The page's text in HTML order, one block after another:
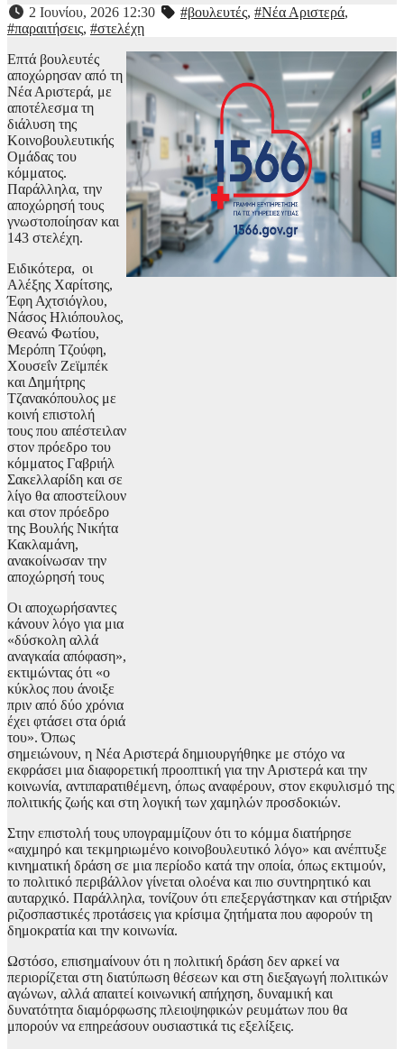
2 Ιουνίου, 2026 12:30 #βουλευτές, #Νέα Αριστερά,
#παραιτήσεις, #στελέχη
Επτά βουλευτές
αποχώρησαν από τη
Νέα Αριστερά, με
αποτέλεσμα τη
διάλυση της
Κοινοβουλευτικής
Ομάδας του
κόμματος.
Παράλληλα, την
αποχώρησή τους
γνωστοποίησαν και
143 στελέχη.
Ειδικότερα, οι
Αλέξης Χαρίτσης,
Έφη Αχτσιόγλου,
Νάσος Ηλιόπουλος,
Θεανώ Φωτίου,
Μερόπη Τζούφη,
Χουσεΐν Ζεϊμπέκ
και Δημήτρης
Τζανακόπουλος με
κοινή επιστολή
τους που απέστειλαν
στον πρόεδρο του
κόμματος Γαβριήλ
Σακελλαρίδη και σε
λίγο θα αποστείλουν
και στον πρόεδρο
της Βουλής Νικήτα
Κακλαμάνη,
ανακοίνωσαν την
αποχώρησή τους
Οι αποχωρήσαντες
κάνουν λόγο για μια
«δύσκολη αλλά
αναγκαία απόφαση»,
εκτιμώντας ότι «ο
κύκλος που άνοιξε
πριν από δύο χρόνια
έχει φτάσει στα όριά
του». Όπως
σημειώνουν, η Νέα Αριστερά δημιουργήθηκε με στόχο να
εκφράσει μια διαφορετική προοπτική για την Αριστερά και την
κοινωνία, αντιπαρατιθέμενη, όπως αναφέρουν, στον εκφυλισμό της
πολιτικής ζωής και στη λογική των χαμηλών προσδοκιών.
Στην επιστολή τους υπογραμμίζουν ότι το κόμμα διατήρησε
«αιχμηρό και τεκμηριωμένο κοινοβουλευτικό λόγο» και ανέπτυξε
κινηματική δράση σε μια περίοδο κατά την οποία, όπως εκτιμούν,
το πολιτικό περιβάλλον γίνεται ολοένα και πιο συντηρητικό και
αυταρχικό. Παράλληλα, τονίζουν ότι επεξεργάστηκαν και στήριξαν
ριζοσπαστικές προτάσεις για κρίσιμα ζητήματα που αφορούν τη
δημοκρατία και την κοινωνία.
Ωστόσο, επισημαίνουν ότι η πολιτική δράση δεν αρκεί να
περιορίζεται στη διατύπωση θέσεων και στη διεξαγωγή πολιτικών
αγώνων, αλλά απαιτεί κοινωνική απήχηση, δυναμική και
δυνατότητα διαμόρφωσης πλειοψηφικών ρευμάτων που θα
μπορούν να επηρεάσουν ουσιαστικά τις εξελίξεις.